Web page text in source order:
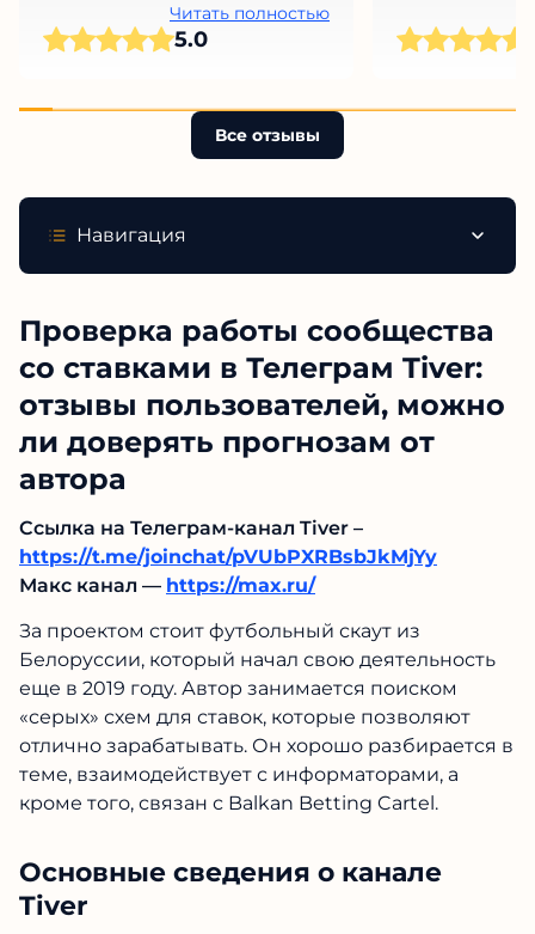
ответили. Первый матч залетел
на изи. Скрины прилагаю.
Читать полностью
5.0
Все отзывы
Навигация
Проверка работы сообщества
со ставками в Телеграм Tiver:
отзывы пользователей, можно
ли доверять прогнозам от
автора
Ссылка на Телеграм-канал Tiver –
https://t.me/joinchat/pVUbPXRBsbJkMjYy
Макс канал — https://max.ru/
За проектом стоит футбольный скаут из
Белоруссии, который начал свою деятельность
еще в 2019 году. Автор занимается поиском
«серых» схем для ставок, которые позволяют
отлично зарабатывать. Он хорошо разбирается в
теме, взаимодействует с информаторами, а
кроме того, связан с Balkan Betting Cartel.
Основные сведения о канале
Tiver